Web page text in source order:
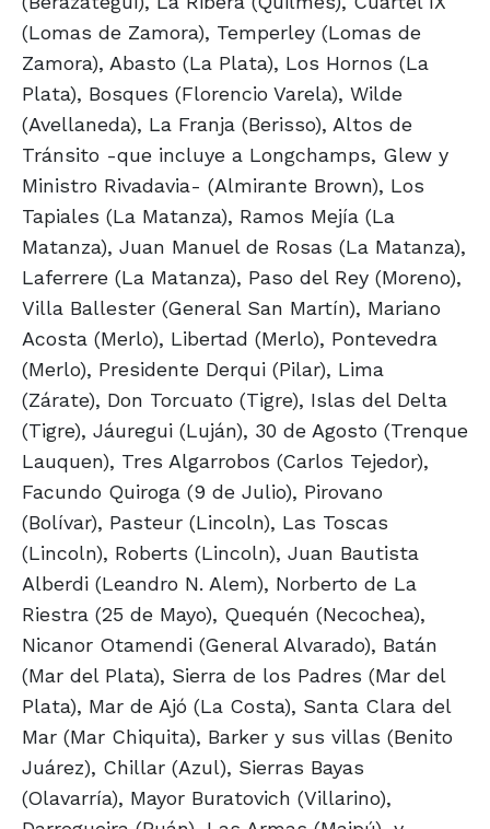
(Lomas de Zamora), Temperley (Lomas de
Zamora), Abasto (La Plata), Los Hornos (La
Plata), Bosques (Florencio Varela), Wilde
(Avellaneda), La Franja (Berisso), Altos de
Tránsito -que incluye a Longchamps, Glew y
Ministro Rivadavia- (Almirante Brown), Los
Tapiales (La Matanza), Ramos Mejía (La
Matanza), Juan Manuel de Rosas (La Matanza),
Laferrere (La Matanza), Paso del Rey (Moreno),
Villa Ballester (General San Martín), Mariano
Acosta (Merlo), Libertad (Merlo), Pontevedra
(Merlo), Presidente Derqui (Pilar), Lima
(Zárate), Don Torcuato (Tigre), Islas del Delta
(Tigre), Jáuregui (Luján), 30 de Agosto (Trenque
Lauquen), Tres Algarrobos (Carlos Tejedor),
Facundo Quiroga (9 de Julio), Pirovano
(Bolívar), Pasteur (Lincoln), Las Toscas
(Lincoln), Roberts (Lincoln), Juan Bautista
Alberdi (Leandro N. Alem), Norberto de La
Riestra (25 de Mayo), Quequén (Necochea),
Nicanor Otamendi (General Alvarado), Batán
(Mar del Plata), Sierra de los Padres (Mar del
Plata), Mar de Ajó (La Costa), Santa Clara del
Mar (Mar Chiquita), Barker y sus villas (Benito
Juárez), Chillar (Azul), Sierras Bayas
(Olavarría), Mayor Buratovich (Villarino),